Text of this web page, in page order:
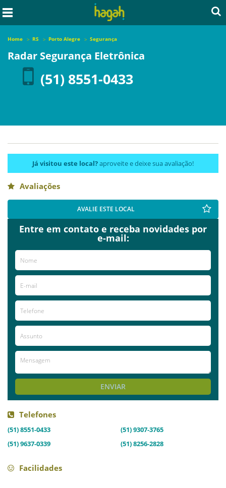
Home RS Porto Alegre Segurança
Radar Segurança Eletrônica
(51) 8551-0433
Já visitou este local?aproveite e deixe sua avaliação!
Avaliações
AVALIE ESTE LOCAL
Entre em contato e receba novidades por
e-mail:
ENVIAR
Telefones
(51) 8551-0433
(51) 9307-3765
(51) 9637-0339
(51) 8256-2828
Facilidades